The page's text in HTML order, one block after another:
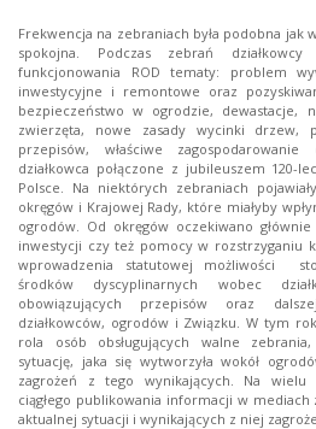
Frekwencja na zebraniach była podobna jak
spokojna. Podczas zebrań
funkcjonowania ROD tematy: problem
inwestycyjne i remontowe oraz
bezpieczeństwo w ogrodzie, dewastacje,
zwierzęta, nowe zasady wycinki drzew,
przepisów, właściwe
działkowca połączone z jubileuszem 120-
Polsce. Na niektórych zebraniach
okręgów i Krajowej Rady, które miałyby
ogrodów. Od okręgów oczekiwano
inwestycji czy też pomocy w rozstrzyganiu
wprowadzenia statutowej możliwości
środków dyscyplinarnych wobec
obowiązujących przepisów oraz
działkowców, ogrodów i Związku. W tym
rola osób obsługujących walne
sytuację, jaka się wytworzyła wokół
zagrożeń z tego wynikających. Na wielu
ciągłego publikowania informacji w
aktualnej sytuacji i wynikających z niej